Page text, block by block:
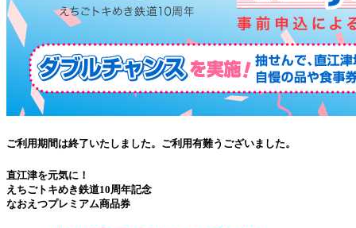
ご利用期間は終了いたしました。ご利用有難うございました。
直江津を元気に！
えちごトキめき鉄道10周年記念
なおえつプレミアム商品券